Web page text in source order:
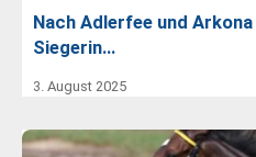
Nach Adlerfee und
Siegerin…
3. August 2025